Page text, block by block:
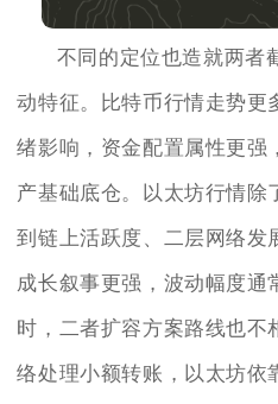
不同的定位也造就两者
动特征。比特币行情走势更
绪影响，资金配置属性更强
产基础底仓。以太坊行情除
到链上活跃度、二层网络发
成长叙事更强，波动幅度通
时，二者扩容方案路线也不
络处理小额转账，以太坊依